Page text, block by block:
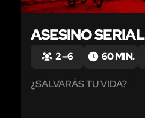
ASESINO SERIAL
2 – 6 60 MIN.
¿SALVARÁS TU VIDA?